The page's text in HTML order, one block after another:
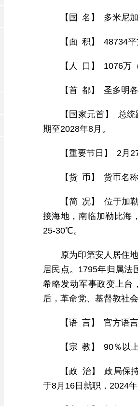
【国 名】 多米尼
【面 积】 48734平
【人 口】 1076万
【首 都】 圣多明
【国家元首】 总
期至2028年8月。
【重要节日】 2月
【货 币】 货币名
【简 况】 位于加
接海地，南临加勒比海
25-30℃。
原为印第安人居住
居民点。1795年归属法
希略发动军事政变上台
后，革命党、基督教社
【语 言】 官方语
【宗 教】 90％以
【政 治】 政局保
于8月16日就职，2024